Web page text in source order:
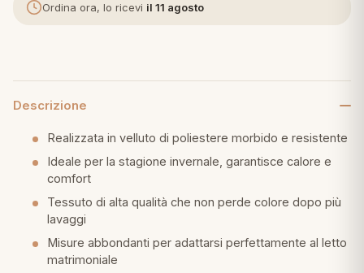
e Pigiami
Ordina ora, lo ricevi il 11 agosto
Descrizione
Realizzata in velluto di poliestere morbido e resistente
Ideale per la stagione invernale, garantisce calore e
comfort
Tessuto di alta qualità che non perde colore dopo più
lavaggi
Misure abbondanti per adattarsi perfettamente al letto
matrimoniale